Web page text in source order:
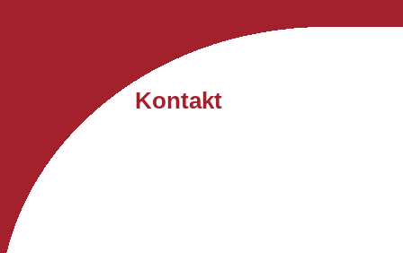
Kontakt